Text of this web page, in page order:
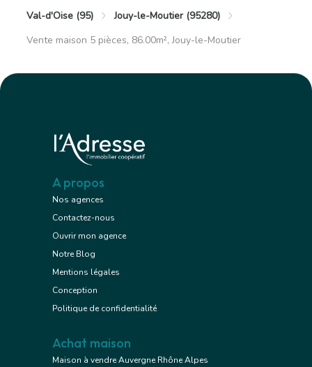
Val-d'Oise (95)
Jouy-le-Moutier (95280)
Vente maison 5 pièces, 86.00m², Jouy-le-Moutier
A propos
Nos agences
Contactez-nous
Ouvrir mon agence
Notre Blog
Mentions légales
Conception
Politique de confidentialité
Achat maison
Maison à vendre Auvergne Rhône Alpes